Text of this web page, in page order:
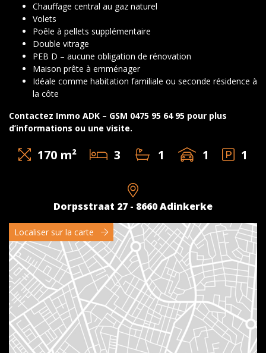
Chauffage central au gaz naturel
Volets
Poêle à pellets supplémentaire
Double vitrage
PEB D – aucune obligation de rénovation
Maison prête à emménager
Idéale comme habitation familiale ou seconde résidence à
la côte
Contactez Immo ADK – GSM 0475 95 64 95 pour plus
d’informations ou une visite.
170 m² 3 1 1 1
Dorpsstraat 27 - 8660 Adinkerke
Localiser sur la carte